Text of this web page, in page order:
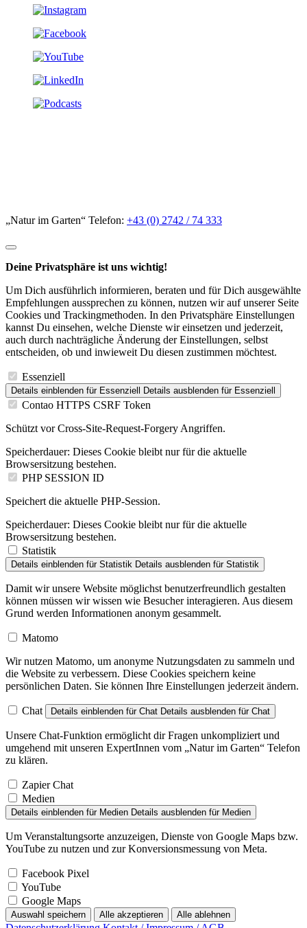
„Natur im Garten“ Telefon: +43 (0) 2742 / 74 333
Deine Privatsphäre ist uns wichtig!
Um Dich ausführlich informieren, beraten und für Dich ausgewählte
Empfehlungen aussprechen zu können, nutzen wir auf unserer Seite
Cookies und Trackingmethoden. In den Privatsphäre Einstellungen
kannst Du einsehen, welche Dienste wir einsetzen und jederzeit,
auch durch nachträgliche Änderung der Einstellungen, selbst
entscheiden, ob und inwieweit Du diesen zustimmen möchtest.
Essenziell
Details einblenden für Essenziell Details ausblenden für Essenziell
Contao HTTPS CSRF Token
Schützt vor Cross-Site-Request-Forgery Angriffen.
Speicherdauer: Dieses Cookie bleibt nur für die aktuelle
Browsersitzung bestehen.
PHP SESSION ID
Speichert die aktuelle PHP-Session.
Speicherdauer: Dieses Cookie bleibt nur für die aktuelle
Browsersitzung bestehen.
Statistik
Details einblenden für Statistik Details ausblenden für Statistik
Damit wir unsere Website möglichst benutzerfreundlich gestalten
können müssen wir wissen wie Besucher interagieren. Aus diesem
Grund werden Informationen anonym gesammelt.
Matomo
Wir nutzen Matomo, um anonyme Nutzungsdaten zu sammeln und
die Website zu verbessern. Diese Cookies speichern keine
persönlichen Daten. Sie können Ihre Einstellungen jederzeit ändern.
Chat Details einblenden für Chat Details ausblenden für Chat
Unsere Chat-Funktion ermöglicht dir Fragen unkompliziert und
umgehend mit unseren ExpertInnen vom „Natur im Garten“ Telefon
zu klären.
Zapier Chat
Medien
Details einblenden für Medien Details ausblenden für Medien
Um Veranstaltungsorte anzuzeigen, Dienste von Google Maps bzw.
YouTube zu nutzen und zur Konversionsmessung von Meta.
Facebook Pixel
YouTube
Google Maps
Auswahl speichern Alle akzeptieren Alle ablehnen